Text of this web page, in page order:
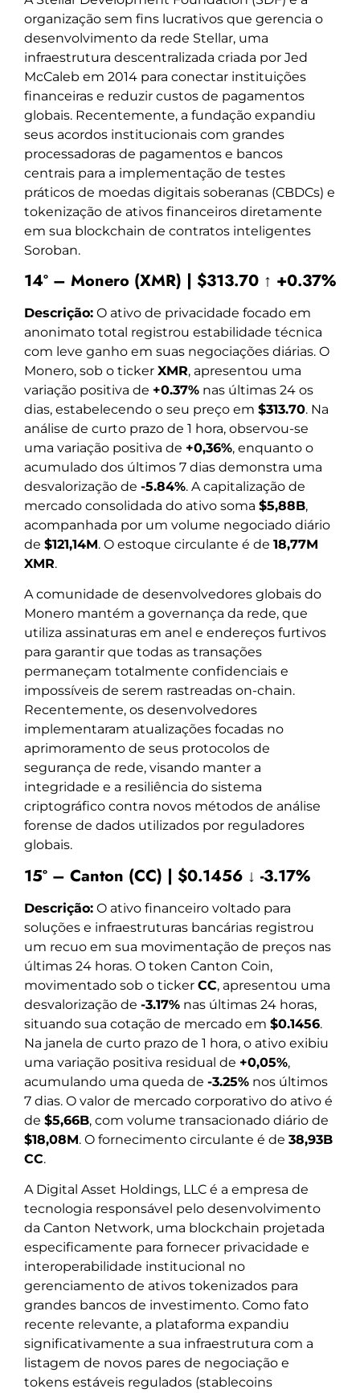
organização sem fins lucrativos que gerencia o
desenvolvimento da rede Stellar, uma
infraestrutura descentralizada criada por Jed
McCaleb em 2014 para conectar instituições
financeiras e reduzir custos de pagamentos
globais. Recentemente, a fundação expandiu
seus acordos institucionais com grandes
processadoras de pagamentos e bancos
centrais para a implementação de testes
práticos de moedas digitais soberanas (CBDCs) e
tokenização de ativos financeiros diretamente
em sua blockchain de contratos inteligentes
Soroban.
14º – Monero (XMR) | $313.70 ↑ +0.37%
Descrição: O ativo de privacidade focado em
anonimato total registrou estabilidade técnica
com leve ganho em suas negociações diárias. O
Monero, sob o ticker XMR, apresentou uma
variação positiva de +0.37% nas últimas 24 os
dias, estabelecendo o seu preço em $313.70. Na
análise de curto prazo de 1 hora, observou-se
uma variação positiva de +0,36%, enquanto o
acumulado dos últimos 7 dias demonstra uma
desvalorização de -5.84%. A capitalização de
mercado consolidada do ativo soma $5,88B,
acompanhada por um volume negociado diário
de $121,14M. O estoque circulante é de 18,77M
XMR.
A comunidade de desenvolvedores globais do
Monero mantém a governança da rede, que
utiliza assinaturas em anel e endereços furtivos
para garantir que todas as transações
permaneçam totalmente confidenciais e
impossíveis de serem rastreadas on-chain.
Recentemente, os desenvolvedores
implementaram atualizações focadas no
aprimoramento de seus protocolos de
segurança de rede, visando manter a
integridade e a resiliência do sistema
criptográfico contra novos métodos de análise
forense de dados utilizados por reguladores
globais.
15º – Canton (CC) | $0.1456 ↓ -3.17%
Descrição: O ativo financeiro voltado para
soluções e infraestruturas bancárias registrou
um recuo em sua movimentação de preços nas
últimas 24 horas. O token Canton Coin,
movimentado sob o ticker CC, apresentou uma
desvalorização de -3.17% nas últimas 24 horas,
situando sua cotação de mercado em $0.1456.
Na janela de curto prazo de 1 hora, o ativo exibiu
uma variação positiva residual de +0,05%,
acumulando uma queda de -3.25% nos últimos
7 dias. O valor de mercado corporativo do ativo é
de $5,66B, com volume transacionado diário de
$18,08M. O fornecimento circulante é de 38,93B
CC.
A Digital Asset Holdings, LLC é a empresa de
tecnologia responsável pelo desenvolvimento
da Canton Network, uma blockchain projetada
especificamente para fornecer privacidade e
interoperabilidade institucional no
gerenciamento de ativos tokenizados para
grandes bancos de investimento. Como fato
recente relevante, a plataforma expandiu
significativamente a sua infraestrutura com a
listagem de novos pares de negociação e
tokens estáveis regulados (stablecoins